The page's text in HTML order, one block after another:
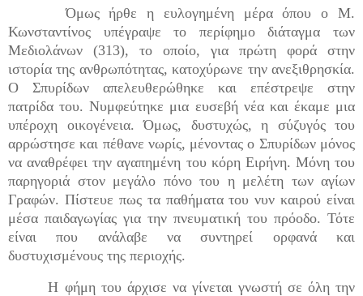
Όμως ήρθε η ευλογημένη μέρα όπου ο Μ.
Κωνσταντίνος υπέγραψε το περίφημο διάταγμα των
Μεδιολάνων (313), το οποίο, για πρώτη φορά στην
ιστορία της ανθρωπότητας, κατοχύρωνε την ανεξιθρησκία.
Ο Σπυρίδων απελευθερώθηκε και επέστρεψε στην
πατρίδα του. Νυμφεύτηκε μια ευσεβή νέα και έκαμε μια
υπέροχη οικογένεια. Όμως, δυστυχώς, η σύζυγός του
αρρώστησε και πέθανε νωρίς, μένοντας ο Σπυρίδων μόνος
να αναθρέφει την αγαπημένη του κόρη Ειρήνη. Μόνη του
παρηγοριά στον μεγάλο πόνο του η μελέτη των αγίων
Γραφών. Πίστευε πως τα παθήματα του νυν καιρού είναι
μέσα παιδαγωγίας για την πνευματική του πρόοδο. Τότε
είναι που ανάλαβε να συντηρεί ορφανά και
δυστυχισμένους της περιοχής.
Η φήμη του άρχισε να γίνεται γνωστή σε όλη την